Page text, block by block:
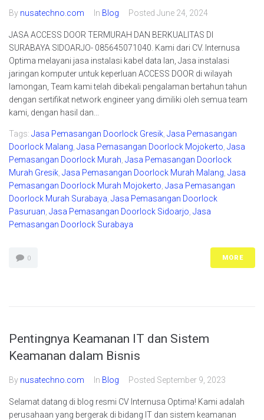
By nusatechno.com In Blog Posted June 24, 2024
JASA ACCESS DOOR TERMURAH DAN BERKUALITAS DI
SURABAYA SIDOARJO- 085645071040. Kami dari CV. Internusa
Optima melayani jasa instalasi kabel data lan, Jasa instalasi
jaringan komputer untuk keperluan ACCESS DOOR di wilayah
lamongan, Team kami telah dibekali pengalaman bertahun tahun
dengan sertifikat network engineer yang dimiliki oleh semua team
kami, dengan hasil dan...
Tags: Jasa Pemasangan Doorlock Gresik Jasa Pemasangan
Doorlock Malang Jasa Pemasangan Doorlock Mojokerto Jasa
Pemasangan Doorlock Murah Jasa Pemasangan Doorlock
Murah Gresik Jasa Pemasangan Doorlock Murah Malang Jasa
Pemasangan Doorlock Murah Mojokerto Jasa Pemasangan
Doorlock Murah Surabaya Jasa Pemasangan Doorlock
Pasuruan Jasa Pemasangan Doorlock Sidoarjo Jasa
Pemasangan Doorlock Surabaya
0 MORE
Pentingnya Keamanan IT dan Sistem
Keamanan dalam Bisnis
By nusatechno.com In Blog Posted September 9, 2023
Selamat datang di blog resmi CV Internusa Optima! Kami adalah
perusahaan yang bergerak di bidang IT dan sistem keamanan